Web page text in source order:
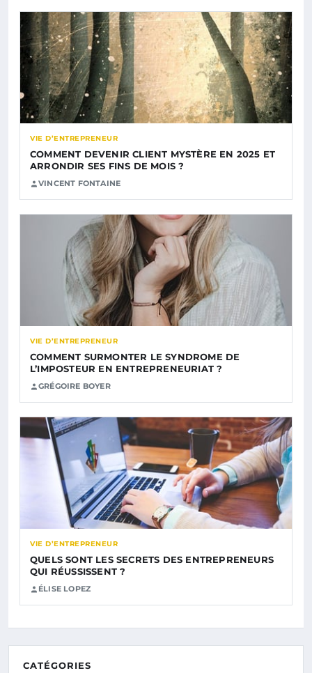
VIE D’ENTREPRENEUR
COMMENT DEVENIR CLIENT MYSTÈRE EN 2025 ET
ARRONDIR SES FINS DE MOIS ?
VINCENT FONTAINE
VIE D’ENTREPRENEUR
COMMENT SURMONTER LE SYNDROME DE
L’IMPOSTEUR EN ENTREPRENEURIAT ?
GRÉGOIRE BOYER
VIE D’ENTREPRENEUR
QUELS SONT LES SECRETS DES ENTREPRENEURS
QUI RÉUSSISSENT ?
ÉLISE LOPEZ
CATÉGORIES